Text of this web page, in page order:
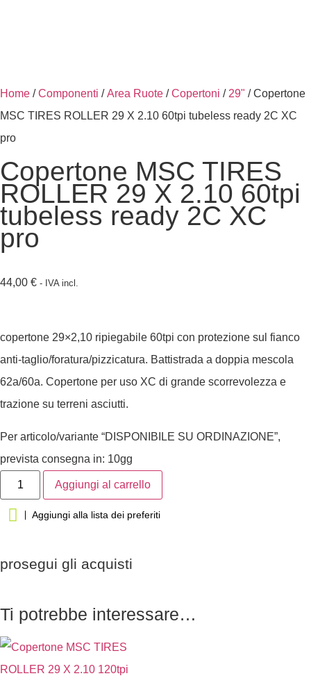
Home /Componenti /Area Ruote /Copertoni / 29" / Copertone
MSC TIRES ROLLER 29 X 2.10 60tpi tubeless ready 2C XC
pro
Copertone MSC TIRES
ROLLER 29 X 2.10 60tpi
tubeless ready 2C XC
pro
44,00 € - IVA incl.
copertone 29×2,10 ripiegabile 60tpi con protezione sul fianco
anti-taglio/foratura/pizzicatura. Battistrada a doppia mescola
62a/60a. Copertone per uso XC di grande scorrevolezza e
trazione su terreni asciutti.
Per articolo/variante “DISPONIBILE SU ORDINAZIONE”,
prevista consegna in: 10gg
Aggiungi al carrello
Aggiungi alla lista dei preferiti
prosegui gli acquisti
Ti potrebbe interessare…